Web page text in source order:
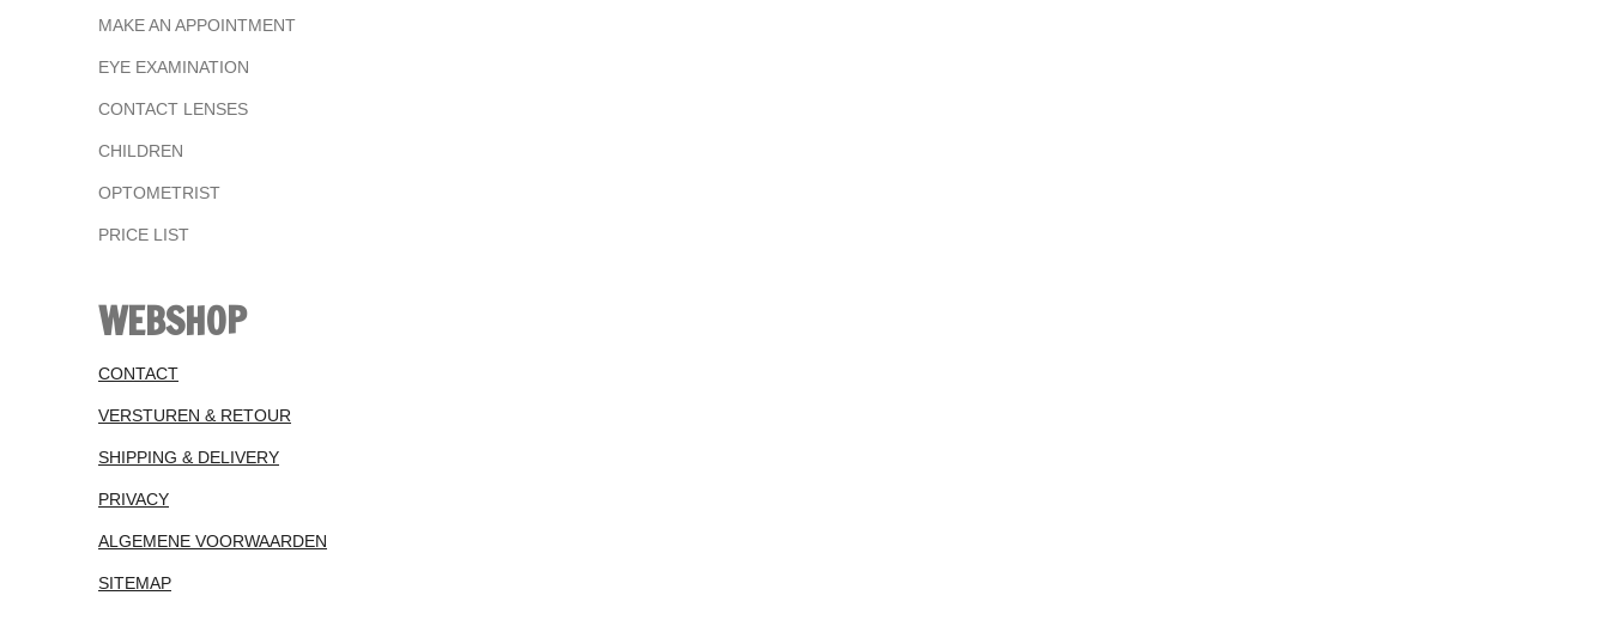
MAKE AN APPOINTMENT
EYE EXAMINATION
CONTACT LENSES
CHILDREN
OPTOMETRIST
PRICE LIST
WEBSHOP
CONTACT
VERSTUREN & RETOUR
SHIPPING & DELIVERY
PRIVACY
ALGEMENE VOORWAARDEN
SITEMAP